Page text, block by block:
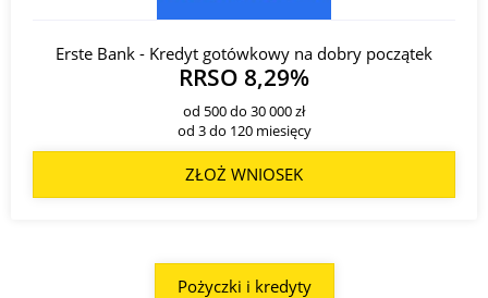
Erste Bank - Kredyt gotówkowy na dobry początek
RRSO 8,29%
od 500 do 30 000 zł
od 3 do 120 miesięcy
ZŁOŻ WNIOSEK
Pożyczki i kredyty